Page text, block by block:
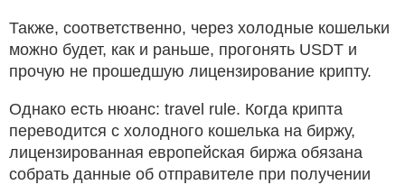
Также, соответственно, через холодные кошельки
можно будет, как и раньше, прогонять USDT и
прочую не прошедшую лицензирование крипту.
Однако есть нюанс: travel rule. Когда крипта
переводится с холодного кошелька на биржу,
лицензированная европейская биржа обязана
собрать данные об отправителе при получении